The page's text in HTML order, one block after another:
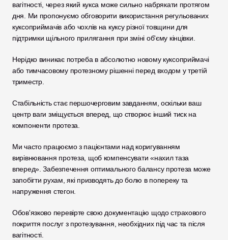
вагітності, через який кукса може сильно набрякати протягом
дня. Ми пропонуємо обговорити використання регульованих
куксоприймачів або чохлів на куксу різної товщини для
підтримки щільного прилягання при зміні об'єму кінцівки.
Нерідко виникає потреба в абсолютно новому куксоприймачі
або тимчасовому протезному рішенні перед входом у третій
триместр.
Стабільність стає першочерговим завданням, оскільки ваш
центр ваги зміщується вперед, що створює інший тиск на
компоненти протеза.
Ми часто працюємо з пацієнтами над коригуванням
вирівнювання протеза, щоб компенсувати «нахил таза
вперед». Забезпечення оптимального балансу протеза може
запобігти рухам, які призводять до болю в попереку та
напруження стегон.
Обов'язково перевірте свою документацію щодо страхового
покриття послуг з протезування, необхідних під час та після
вагітності.